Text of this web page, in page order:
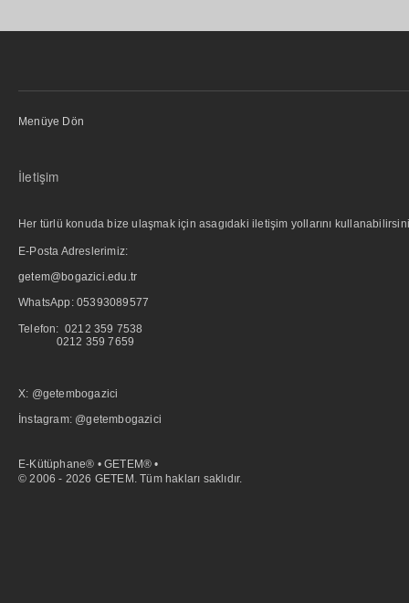
Menüye Dön
İletişim
Her türlü konuda bize ulaşmak için asagıdaki iletişim yollarını
E-Posta Adreslerimiz:
getem@bogazici.edu.tr
WhatsApp: 05393089577
Telefon: 0212 359 7538
0212 359 7659
X: @getembogazici
İnstagram: @getembogazici
E-Kütüphane® • GETEM® •
© 2006 - 2026 GETEM. Tüm hakları saklıdır.